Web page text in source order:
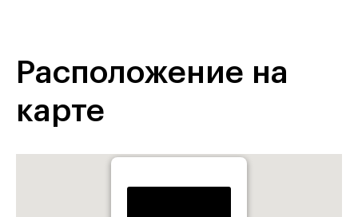
Расположение на
карте